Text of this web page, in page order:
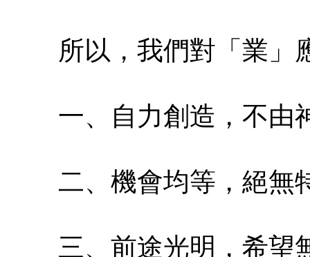
所以，我們對「業」
一、自力創造，不由
二、機會均等，絕無
三、前途光明，希望